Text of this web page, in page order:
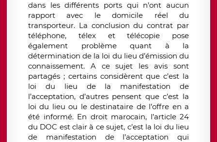
dans les différents ports qui n’ont aucun
rapport avec le domicile réel du
transporteur. La conclusion du contrat par
téléphone, télex et télécopie pose
également problème quant à la
détermination de la loi du lieu d’émission du
connaissement. A ce sujet les avis sont
partagés ; certains considèrent que c’est la
loi du lieu de la manifestation de
l’acceptation, d’autres pensent que c’est la
loi du lieu ou le destinataire de l’offre en a
été informé. En droit marocain, l’article 24
du DOC est clair à ce sujet, c’est la loi du lieu
de manifestation de l’acceptation qui